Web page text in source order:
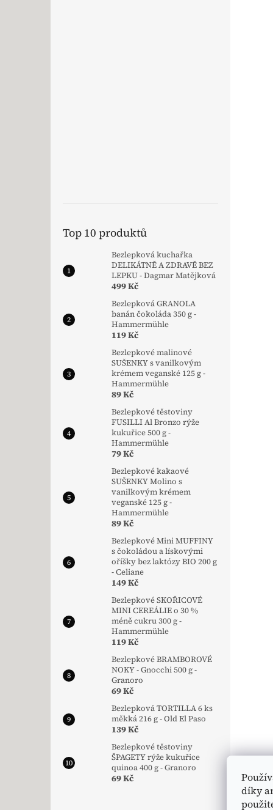
díky
Top 10 produktů
Bezlepková kuchařka
DELIKÁTNĚ A ZDRAVĚ BEZ
LEPKU - Dagmar Matějková
499 Kč
Bezlepková GRANOLA
banán čokoláda 350 g -
Hammermühle
119 Kč
Bezlepkové malinové
SUŠENKY s vanilkovým
krémem veganské 125 g -
Hammermühle
89 Kč
Bezlepkové těstoviny
FUSILLI Al Bronzo rýže
kukuřice 500 g -
Hammermühle
79 Kč
Bezlepkové kakaové
SUŠENKY Molino s
vanilkovým krémem
veganské 125 g -
Hammermühle
89 Kč
Bezlepkové Mini MUFFINY
s čokoládou a lískovými
oříšky bez laktózy BIO 200 g
- Celiane
149 Kč
Bezlepkové SKOŘICOVÉ
MINI CEREÁLIE o 30 %
méně cukru 300 g -
Hammermühle
119 Kč
Bezlepkové BRAMBOROVÉ
NOKY - Gnocchi 500 g -
Granoro
69 Kč
Bezlepková TORTILLA 6 ks
měkká 216 g - Old El Paso
139 Kč
Bezlepkové těstoviny
ŠPAGETY rýže kukuřice
quinoa 400 g - Granoro
69 Kč